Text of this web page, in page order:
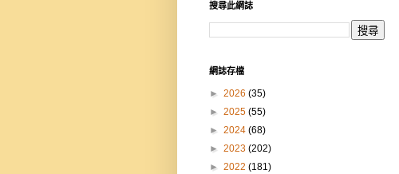
搜尋此網誌
網誌存檔
► 2026 (35)
► 2025 (55)
► 2024 (68)
► 2023 (202)
► 2022 (181)